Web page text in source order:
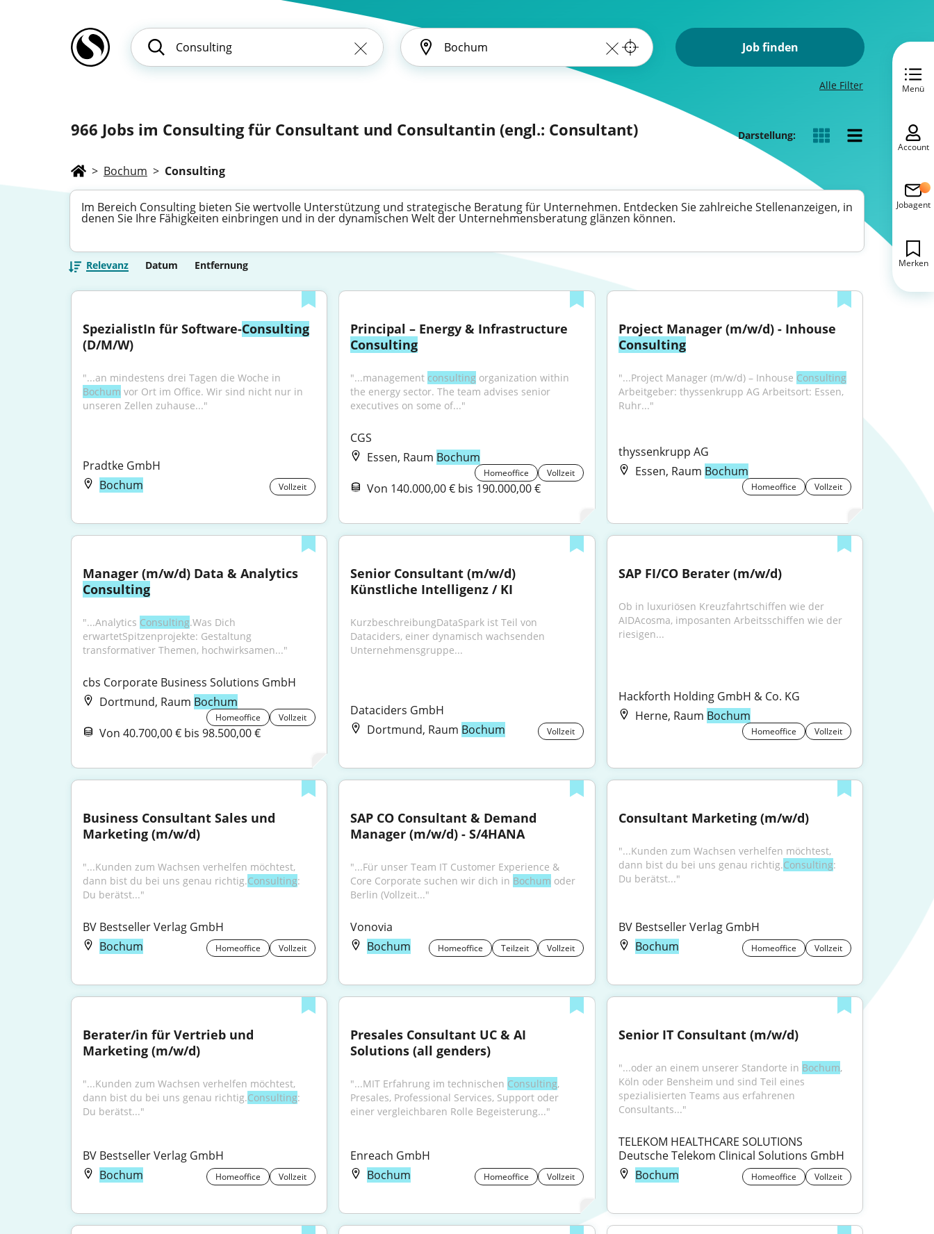
Job finden
Alle Filter
966 Jobs im Consulting für Consultant und Consultantin (engl.: Consultant) Darstellung:
> Bochum > Consulting
Im Bereich Consulting bieten Sie wertvolle Unterstützung und strategische Beratung für Unternehmen. Entdecken Sie zahlreiche Stellenanzeigen, in
denen Sie Ihre Fähigkeiten einbringen und in der dynamischen Welt der Unternehmensberatung glänzen können.
Relevanz Datum Entfernung
SpezialistIn für Software-Consulting
(D/M/W)
Bochum vor Ort im Office. Wir sind nicht nur in
unseren Zellen zuhause..."
Pradtke GmbH
Bochum
Vollzeit
Consulting
"...management consulting organization within
the energy sector. The team advises senior
executives on some of..."
CGS
Essen, Raum Bochum
Homeoffice Vollzeit
Von 140.000,00 € bis 190.000,00 €
Consulting
"...Project Manager (m/w/d) – Inhouse Consulting
Arbeitgeber: thyssenkrupp AG Arbeitsort: Essen,
Ruhr..."
thyssenkrupp AG
Essen, Raum Bochum
Homeoffice Vollzeit
Consulting
"...Analytics Consulting.Was Dich
erwartetSpitzenprojekte: Gestaltung
transformativer Themen, hochwirksamen..."
cbs Corporate Business Solutions GmbH
Dortmund, Raum Bochum
Homeoffice Vollzeit
Von 40.700,00 € bis 98.500,00 €
Senior Consultant (m/w/d)
Künstliche Intelligenz / KI
KurzbeschreibungDataSpark ist Teil von
Dataciders, einer dynamisch wachsenden
Unternehmensgruppe...
Dataciders GmbH
Dortmund, Raum Bochum Vollzeit
SAP FI/CO Berater (m/w/d)
Ob in luxuriösen Kreuzfahrtschiffen wie der
AIDAcosma, imposanten Arbeitsschiffen wie der
riesigen...
Hackforth Holding GmbH & Co. KG
Herne, Raum Bochum
Homeoffice Vollzeit
Business Consultant Sales und
Marketing (m/w/d)
"...Kunden zum Wachsen verhelfen möchtest,
dann bist du bei uns genau richtig.Consulting:
Du berätst..."
BV Bestseller Verlag GmbH
Bochum
Homeoffice Vollzeit
SAP CO Consultant & Demand
Manager (m/w/d) - S/4HANA
"...Für unser Team IT Customer Experience &
Core Corporate suchen wir dich in Bochum oder
Berlin (Vollzeit..."
Vonovia
Bochum
Homeoffice Teilzeit Vollzeit
Consultant Marketing (m/w/d)
"...Kunden zum Wachsen verhelfen möchtest,
dann bist du bei uns genau richtig.Consulting:
Du berätst..."
BV Bestseller Verlag GmbH
Bochum
Homeoffice Vollzeit
Berater/in für Vertrieb und
Marketing (m/w/d)
"...Kunden zum Wachsen verhelfen möchtest,
dann bist du bei uns genau richtig.Consulting:
Du berätst..."
BV Bestseller Verlag GmbH
Bochum
Homeoffice Vollzeit
Presales Consultant UC & AI
Solutions (all genders)
"...MIT Erfahrung im technischen Consulting,
Presales, Professional Services, Support oder
einer vergleichbaren Rolle Begeisterung..."
Enreach GmbH
Bochum
Homeoffice Vollzeit
Senior IT Consultant (m/w/d)
"...oder an einem unserer Standorte in Bochum,
Köln oder Bensheim und sind Teil eines
spezialisierten Teams aus erfahrenen
Consultants..."
TELEKOM HEALTHCARE SOLUTIONS
Deutsche Telekom Clinical Solutions GmbH
Bochum
Homeoffice Vollzeit
Menü
Account
Jobagent
Merken